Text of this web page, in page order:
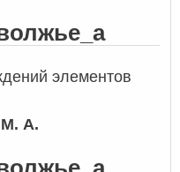
элементов
А.